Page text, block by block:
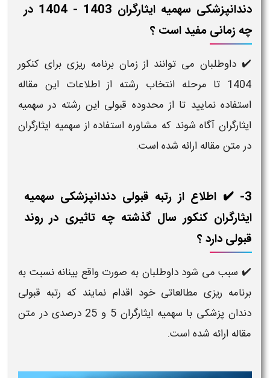
دندانپزشکی سهمیه ایثارگران 1403 - 1404 در
زمانی مفید است ؟
می توانند از زمان برنامه ریزی برای کنکور
1404 تا مرحله انتخاب رشته از اطلاعات این مقاله
نمایید تا از محدوده قبولی این رشته در سهمیه
آگاه شوند که مشاوره استفاده از سهمیه ایثارگران
مقاله ارائه شده است.
✔️ اطلاع از رتبه قبولی دندانپزشکی سهمیه
کنکور سال گذشته چه تاثیری در روند
دارد ؟
می شود داوطلبان به صورت واقع بینانه نسبت به
ریزی مطالعاتی خود اقدام نمایند که رتبه قبولی
دندان پزشکی با سهمیه ایثارگران 5 و 25 درصدی در متن
ارائه شده است.